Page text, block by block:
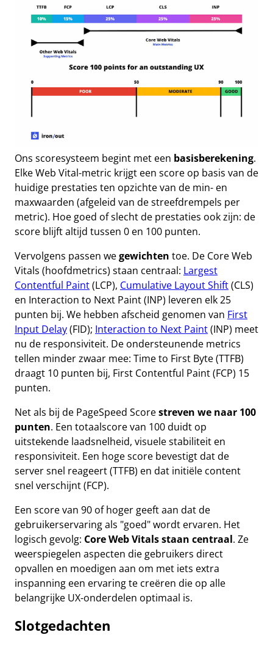
Ons scoresysteem begint met een basisberekening.
Elke Web Vital-metric krijgt een score op basis van de
huidige prestaties ten opzichte van de min- en
maxwaarden (afgeleid van de streefdrempels per
metric). Hoe goed of slecht de prestaties ook zijn: de
score blijft altijd tussen 0 en 100 punten.
Vervolgens passen wegewichten toe. De Core Web
Vitals (hoofdmetrics) staan centraal: Largest
Contentful Paint(LCP), Cumulative Layout Shift(CLS)
en Interaction to Next Paint (INP) leveren elk 25
punten bij. We hebben afscheid genomen van First
Input Delay(FID); Interaction to Next Paint(INP) meet
nu de responsiviteit. De ondersteunende metrics
tellen minder zwaar mee: Time to First Byte (TTFB)
draagt 10 punten bij, First Contentful Paint (FCP) 15
punten.
Net als bij de PageSpeed Scorestreven we naar 100
punten. Een totaalscore van 100 duidt op
uitstekende laadsnelheid, visuele stabiliteit en
responsiviteit. Een hoge score bevestigt dat de
server snel reageert (TTFB) en dat initiële content
snel verschijnt (FCP).
Een score van 90 of hoger geeft aan dat de
gebruikerservaring als "goed" wordt ervaren. Het
logisch gevolg: Core Web Vitals staan centraal. Ze
weerspiegelen aspecten die gebruikers direct
opvallen en moedigen aan om met iets extra
inspanning een ervaring te creëren die op alle
belangrijke UX-onderdelen optimaal is.
Slotgedachten